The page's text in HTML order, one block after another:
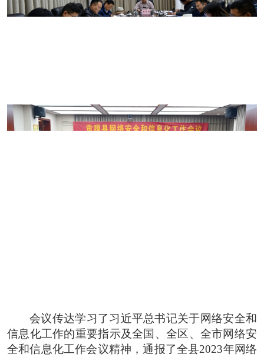
会议传达学习了习近平总书记关于网络安全和
信息化工作的重要指示及全国、全区、全市网络安
全和信息化工作会议精神，通报了全县2023年网络